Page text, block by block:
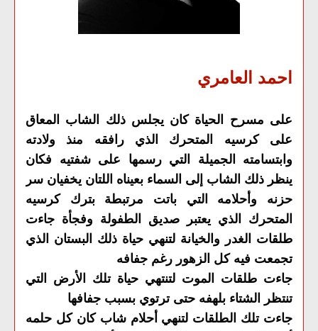
احمد العامري
على مسرح الحياة كان يجلس ذلك الشاب المعاق
على كرسيه المتحرك الذي رافقه منذ ولادته
وابتسامته الجميلة التي رسمها على شفتيه فكان
ينظر ذلك الشاب إلى السماء بعيناه اللتان يخفيان سر
حزنه وأحلامه التي باتت مرتبطة بترك كرسيه
المتحرك الذي يعتبر صديق الطفولة وفجأة جاءت
طلقات الغدر والخيانة لتنهي حياة ذلك البستان الذي
تجمعت فيه كل الزهور رغم جفافه
جاءت طلقات الموت لتنتهي حياة تلك الأرض التي
تنتظر الشتاء بلهفه حتى ترتوي بسبب جفافها
جاءت تلك الطلقات لتنهي أحلام شاب كان كل حلمه